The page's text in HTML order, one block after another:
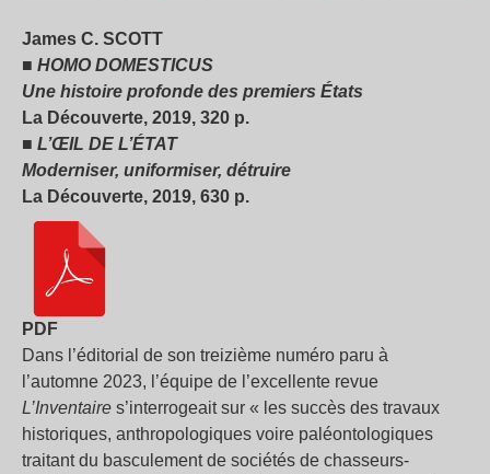
James C. SCOTT
■ HOMO DOMESTICUS
Une histoire profonde des premiers États
La Découverte, 2019, 320 p.
■ L’ŒIL DE L’ÉTAT
Moderniser, uniformiser, détruire
La Découverte, 2019, 630 p.
PDF
Dans l’éditorial de son treizième numéro paru à
l’automne 2023, l’équipe de l’excellente revue
L’Inventaire s’interrogeait sur « les succès des travaux
historiques, anthropologiques voire paléontologiques
traitant du basculement de sociétés de chasseurs-